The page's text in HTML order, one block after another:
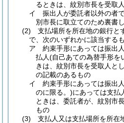
るときは、紋別市長を受取
イ
振出人が委託者以外の者
別市長に取立てのため裏書
(2)
支払場所を所在地の銀行と
で、次のいずれかに該当する
ア
約束手形にあっては振出
払人(自己あての為替手形を
きは、紋別市長を受取人と
の記載のあるもの
イ
約束手形にあっては振出
のに限る。)にあっては支払
ときは、委託者が、紋別市
もの
(3)
支払人又は支払場所を所在